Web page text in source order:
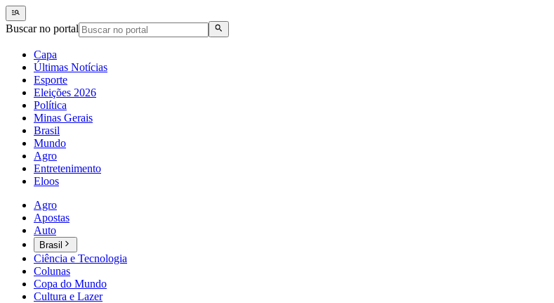
Buscar no portal
Capa
Últimas Notícias
Esporte
Eleições 2026
Política
Minas Gerais
Brasil
Mundo
Agro
Entretenimento
Eloos
Agro
Apostas
Auto
Brasil
Ciência e Tecnologia
Colunas
Copa do Mundo
Cultura e Lazer